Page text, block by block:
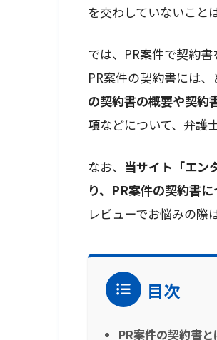
を交わしていないこと
では、PR案件で契約
PR案件の契約書には
の契約書の概要や契約
項などについて、弁護
なお、 当サイト「エン
り、PR案件の契約書
レビューでお悩みの際
目次
PR案件の契約書と